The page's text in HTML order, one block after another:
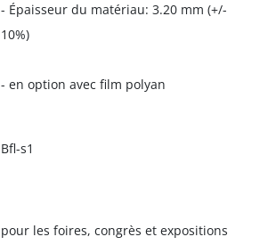
- Épaisseur du matériau: 3.20 mm (+/-
10%)
- en option avec film polyan
Bfl-s1
pour les foires, congrès et expositions